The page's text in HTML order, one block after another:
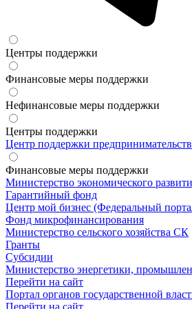
Центры поддержки
Финансовые меры поддержки
Нефинансовые меры поддержки
Центры поддержки
Центр поддержки
Финансовые меры поддержки
Министерство экономического
Гарантийный фонд
Центр мой бизнес (Федеральный
Фонд микрофинансирования
Министерство сельского хозяйства СК
Гранты
Субсидии
Министерство энергетики,
Перейти на сайт
Портал органов государственной
Перейти на сайт